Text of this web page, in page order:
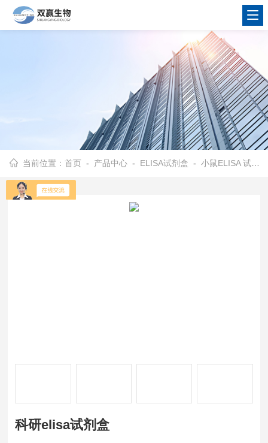
当前位置：首页 - 产品中心 - ELISA试剂盒 -小鼠ELISA 试剂盒
科研elisa试剂盒